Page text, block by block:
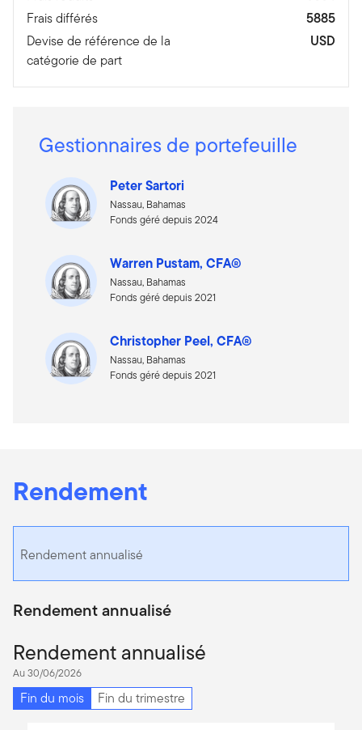
Frais différés
5885
Devise de référence de la
catégorie de part
USD
Gestionnaires de portefeuille
Peter Sartori
Nassau, Bahamas
Fonds géré depuis 2024
Warren Pustam, CFA®
Nassau, Bahamas
Fonds géré depuis 2021
Christopher Peel, CFA®
Nassau, Bahamas
Fonds géré depuis 2021
Rendement
Rendement annualisé
Rendement annualisé
Rendement annualisé
Au 30/06/2026
Fin du mois
Fin du trimestre